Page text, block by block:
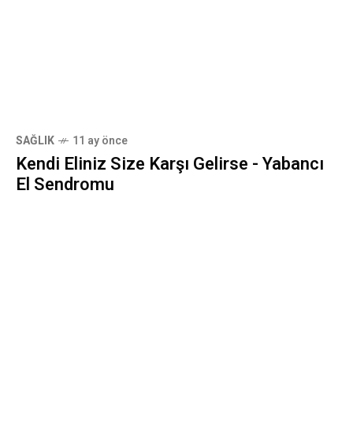
SAĞLIK 11 ay önce
Kendi Eliniz Size Karşı Gelirse - Yabancı
El Sendromu